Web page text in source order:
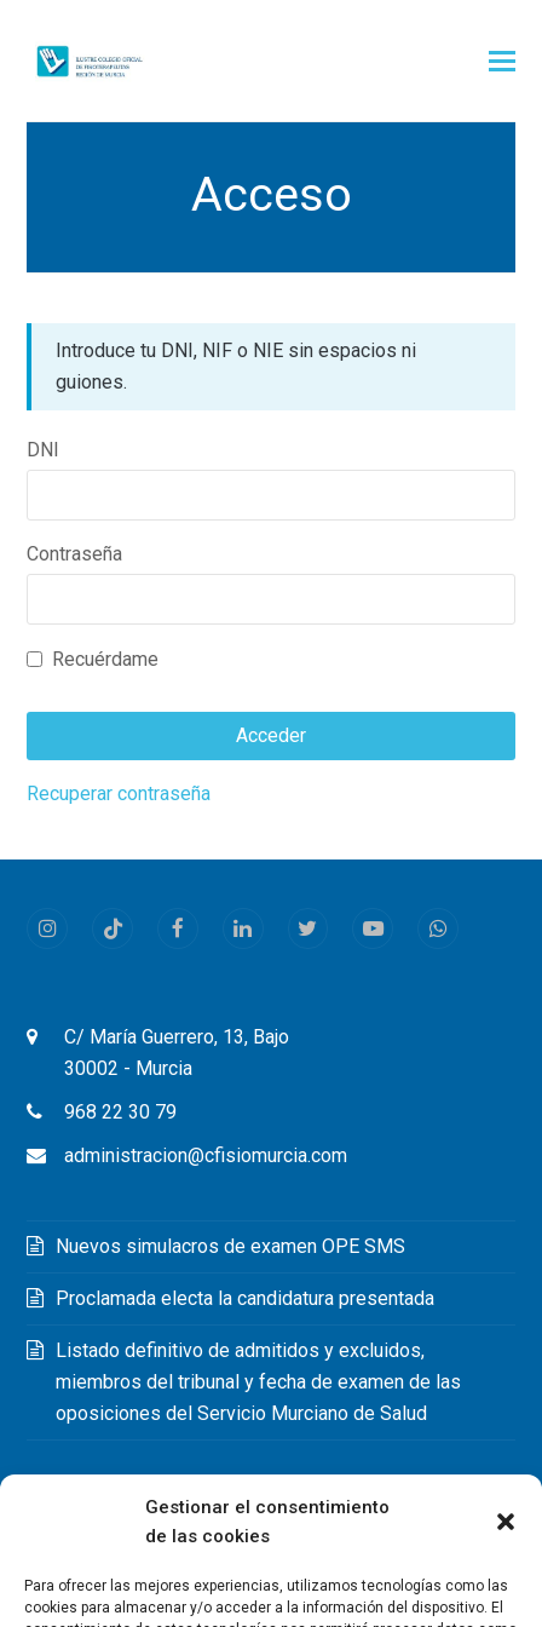
Gestionar el consentimiento
de las cookies
Para ofrecer las mejores experiencias, utilizamos tecnologías como las
cookies para almacenar y/o acceder a la información del dispositivo. El
Acceso
Introduce tu DNI, NIF o NIE sin espacios ni
guiones.
DNI
Contraseña
Recuérdame
Acceder
This
should
left
Recuperar contraseña
InstagramTiktok FacebookLinkedInTwitterYoutubeWhatsapp
C/ María Guerrero, 13, Bajo
30002 - Murcia
968 22 30 79
administracion@cfisiomurcia.com
Nuevos simulacros de examen OPE SMS
Proclamada electa la candidatura presentada
Listado definitivo de admitidos y excluidos,
miembros del tribunal y fecha de examen de las
oposiciones del Servicio Murciano de Salud